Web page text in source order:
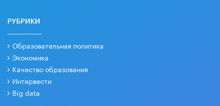
РУБРИКИ
Образовательная политика
Экономика
Качество образования
Интервести
Big data